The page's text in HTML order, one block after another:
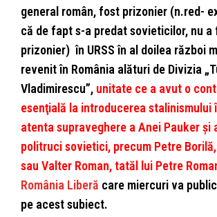
general român, fost prizonier (n.red-
că de fapt s-a predat sovieticilor, nu
prizonier) în URSS în al doilea război
revenit în România alături de Divizia
Vladimirescu”, unitate ce a avut o
esenţială la introducerea stalinismului
atenta supraveghere a Anei Pauker şi
politruci sovietici, precum Petre
sau Valter Roman, tatăl lui Petre
România Liberă care miercuri va
pe acest subiect.